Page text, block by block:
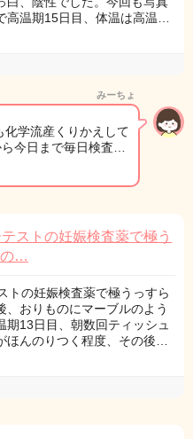
高温期15日目、体温は高温…
みーちょ
学流産くりかえして
今日まで毎日検査…
ストの妊娠検査薬で極う
の…
トの妊娠検査薬で極うっすら
、おりものにマーブルのよう
期13日目、朝数回ティッシュ
ほんのりつく程度、その後…